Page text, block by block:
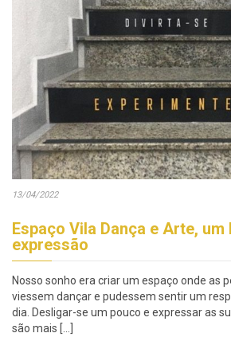
13/04/2022
Espaço Vila Dança e Arte, um
expressão
Nosso sonho era criar um espaço onde as
viessem dançar e pudessem sentir um
dia. Desligar-se um pouco e expressar as
são mais […]